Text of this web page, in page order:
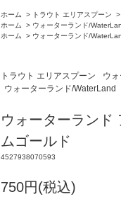
ホーム > トラウト エリアスプーン >
ホーム
> ウォーターランド/
ホーム
> ウォーターランド/
トラウト エリアスプーン ウ
ウォーターランド/WaterLand
ウォーターランド
ムゴールド
4527938070593
750円(税込)